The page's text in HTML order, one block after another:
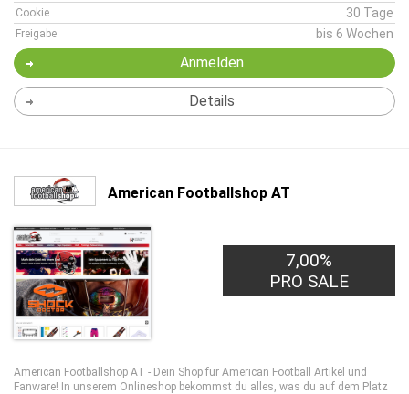
Cookie 30 Tage
Freigabe bis 6 Wochen
Anmelden
Details
American Footballshop AT
7,00%
PRO SALE
American Footballshop AT - Dein Shop für American Football Artikel und
Fanware! In unserem Onlineshop bekommst du alles, was du auf dem Platz